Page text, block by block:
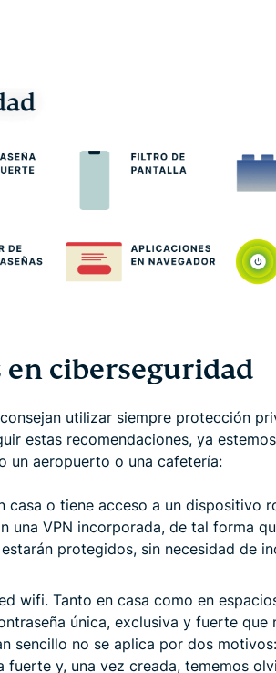
en ciberseguridad
utilizar siempre protección
estas recomendaciones, ya
un aeropuerto o una cafetería:
casa o tiene acceso a un dispositivo
una VPN incorporada, de tal forma
protegidos, sin necesidad de
wifi. Tanto en casa como en
única, exclusiva y fuerte que
sencillo no se aplica por dos
y, una vez creada, tememos